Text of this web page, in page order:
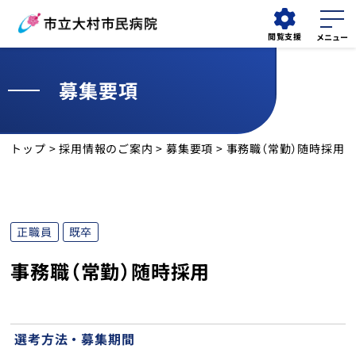
閲覧支援
外来
外来
担当医表
看護部
募集要項
トップ >採用情報のご案内 >募集要項 > 事務職（常勤）随時採用
正職員 既卒
事務職（常勤）随時採用
選考方法・募集期間